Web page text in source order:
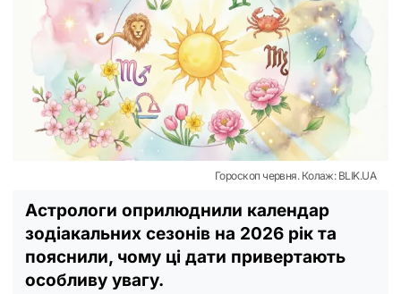
Гороскоп червня. Колаж: BLIK.UA
Астрологи оприлюднили календар
зодіакальних сезонів на 2026 рік та
пояснили, чому ці дати привертають
особливу увагу.